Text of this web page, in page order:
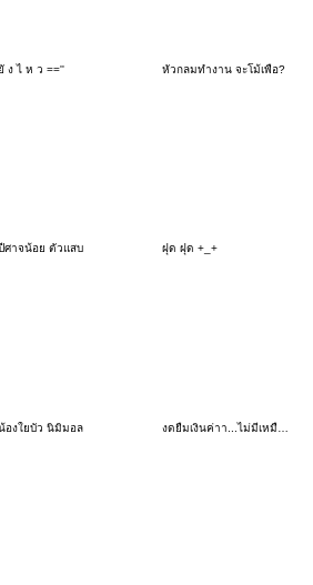
ยั ง ไ ห ว =='' หัวกลมทำงาน จะโม้เพื่อ?
ศาจน้อย ตัวแสบ ฝุด ฝุด +_+
องใยบัว นิมิมอล